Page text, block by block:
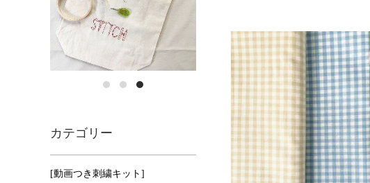
カテゴリー
[動画つき刺繍キット]